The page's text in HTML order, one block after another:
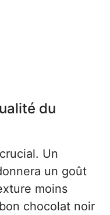
du
Un
un goût
moins
chocolat noir